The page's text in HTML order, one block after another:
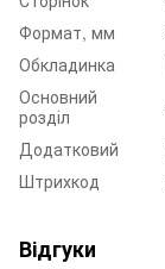
Формат, мм
Обкладинка
Основний
розділ
Додатковий
Штрихкод
Відгуки